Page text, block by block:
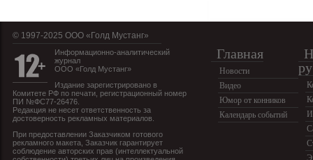
© 1997-2025 OOO «Голд Мустанг»
Информационно-аналитический
журнал
ООО «Голд Мустанг»
Издание зарегистрировано в
Комитете РФ по печати, регистрационный номер
ПИ №ФС77-26476.
Редакция не несет ответственность за
достоверность рекламных материалов.
При предоставлении Заказчиком готового
рекламного макета, Заказчик гарантирует
соблюдение авторских прав (интеллектуальной
Главная
Новости
Видео
Юмор от конников
Календарь событий